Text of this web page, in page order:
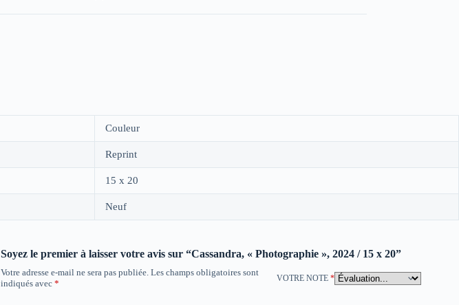
Couleur
Reprint
15 x 20
Neuf
Soyez le premier à laisser votre avis sur “Cassandra, « Photographie », 2024 / 15 x 20”
Votre adresse e-mail ne sera pas publiée. Les champs obligatoires sont
indiqués avec *
VOTRE NOTE *